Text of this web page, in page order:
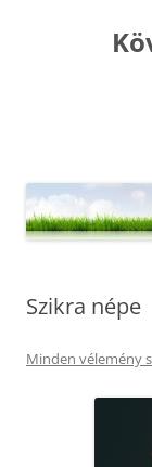
Szikra népe
Minden vélemény